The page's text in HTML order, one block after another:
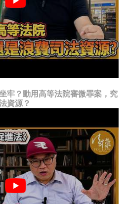
牢？動用高等法院審微罪案，究
資源？